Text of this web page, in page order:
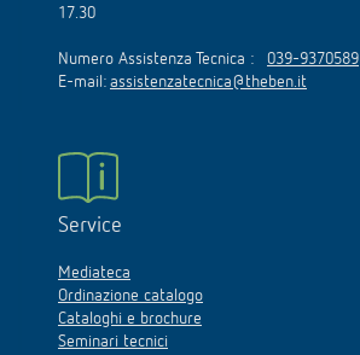
17.30
Numero Assistenza Tecnica : 039-9370589
E-mail: assistenzatecnica@theben.it
Service
Mediateca
Ordinazione catalogo
Cataloghi e brochure
Seminari tecnici